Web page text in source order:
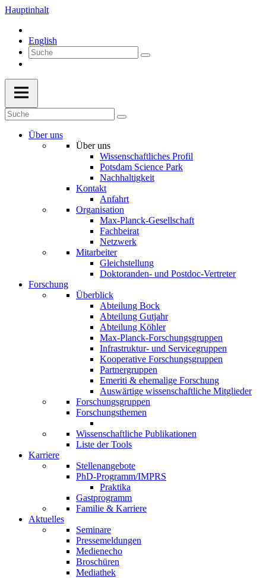
Hauptinhalt
English
Über uns
Über uns
Wissenschaftliches Profil
Potsdam Science Park
Nachhaltigkeit
Kontakt
Anfahrt
Organisation
Max-Planck-Gesellschaft
Fachbeirat
Netzwerk
Mitarbeiter
Gleichstellung
Doktoranden- und Postdoc-Vertreter
Forschung
Überblick
Abteilung Bock
Abteilung Gutjahr
Abteilung Köhler
Max-Planck-Forschungsgruppen
Infrastruktur- und Servicegruppen
Kooperative Forschungsgruppen
Partnergruppen
Emeriti & ehemalige Forschung
Auswärtige wissenschaftliche Mitglieder
Forschungsgruppen
Forschungsthemen
Wissenschaftliche Publikationen
Liste der Tools
Karriere
Stellenangebote
PhD-Programm/IMPRS
Praktika
Gastprogramm
Familie & Karriere
Aktuelles
Seminare
Pressemeldungen
Medienecho
Broschüren
Mediathek